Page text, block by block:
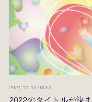
2021.11.15 08:52